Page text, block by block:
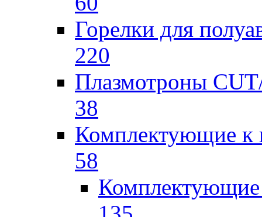
Горелки для
220
Плазмотроны
38
Комплектующие к
58